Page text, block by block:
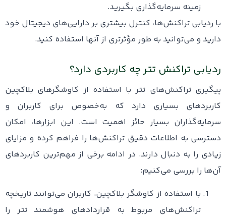
زمینه سرمایه‌گذاری بگیرید.
با ردیابی تراکنش‌ها، کنترل بیشتری بر دارایی‌های دیجیتال خود
دارید و می‌توانید به طور مؤثرتری از آنها استفاده کنید.
ردیابی تراکنش تتر چه کاربردی دارد؟
پیگیری تراکنش‌های تتر با استفاده از کاوشگرهای بلاکچین
کاربردهای بسیاری دارد که به‌خصوص برای کاربران و
سرمایه‌گذاران بسیار حائز اهمیت است. این ابزارها، امکان
دسترسی به اطلاعات دقیق تراکنش‌ها را فراهم کرده و مزایای
زیادی را به دنبال دارند. در ادامه برخی از مهم‌ترین کاربردهای
آن‌ها را بررسی می‌کنیم:
با استفاده از کاوشگر بلاکچین، کاربران می‌توانند تاریخچه
تراکنش‌های مربوط به قراردادهای هوشمند تتر را